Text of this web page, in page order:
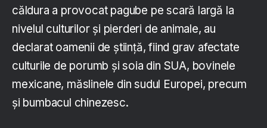
căldura a provocat pagube pe scară largă la
nivelul culturilor și pierderi de animale, au
declarat oamenii de știință, fiind grav afectate
culturile de porumb și soia din SUA, bovinele
mexicane, măslinele din sudul Europei, precum
și bumbacul chinezesc.